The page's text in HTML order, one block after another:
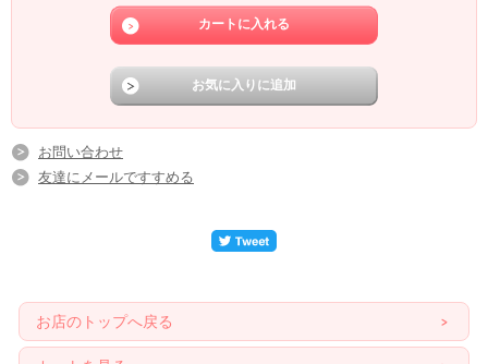
お問い合わせ
友達にメールですすめる
お店のトップへ戻る